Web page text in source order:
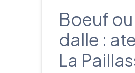
Boeuf
dalle :
La